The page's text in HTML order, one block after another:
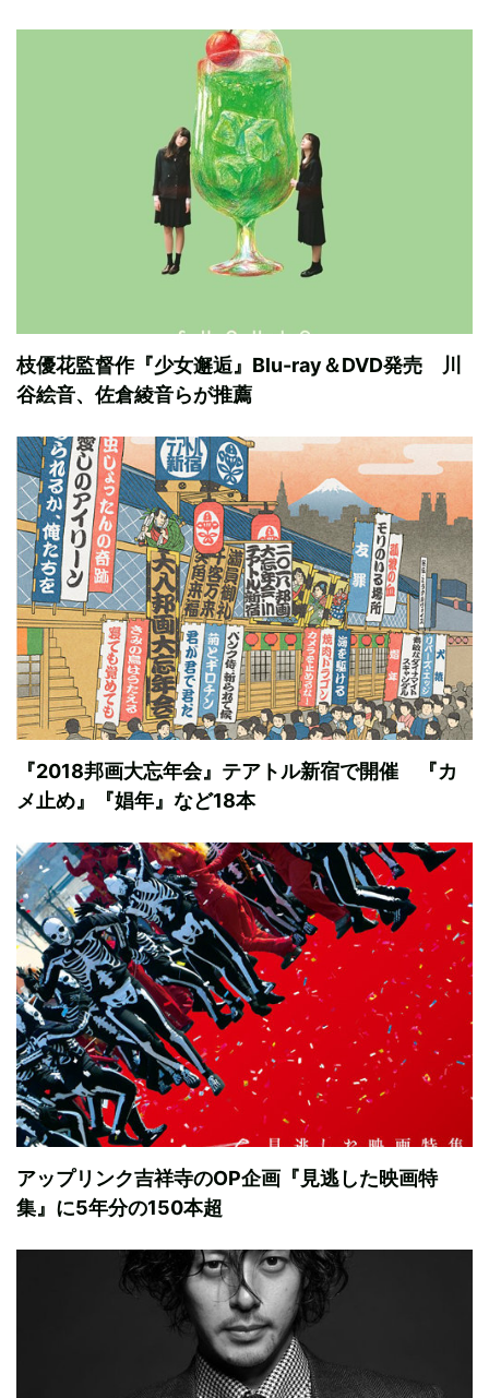
枝優花監督作『少女邂逅』Blu-ray＆DVD発売 川
谷絵音、佐倉綾音らが推薦
『2018邦画大忘年会』テアトル新宿で開催 『カ
メ止め』『娼年』など18本
アップリンク吉祥寺のOP企画『見逃した映画特
集』に5年分の150本超